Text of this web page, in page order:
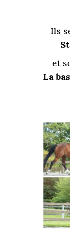
Ils
et
La